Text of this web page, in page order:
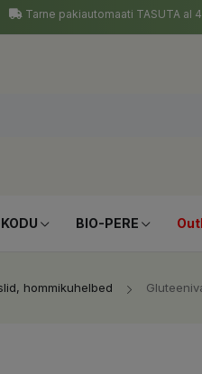
Tarne pakiautomaati TASUTA al
BIO-PERE
hommikuhelbed